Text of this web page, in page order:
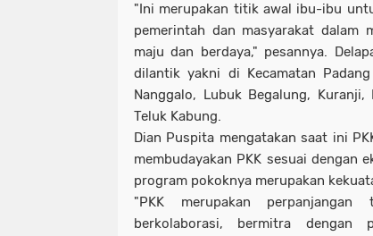
"Ini merupakan titik awal ibu-ibu
pemerintah dan masyarakat dalam
maju dan berdaya," pesannya.
dilantik yakni di Kecamatan
Nanggalo, Lubuk Begalung,
Teluk Kabung.
Dian Puspita mengatakan saat ini
membudayakan PKK sesuai dengan
program pokoknya merupakan
"PKK merupakan
berkolaborasi, bermitra dengan